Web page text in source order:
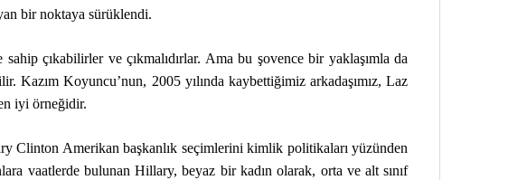
bir noktaya sürüklendi.
çıkabilirler ve çıkmalıdırlar. Ama bu şovence bir yaklaşımla da
Kazım Koyuncu’nun, 2005 yılında kaybettiğimiz arkadaşımız, Laz
iyi örneğidir.
Clinton Amerikan başkanlık seçimlerini kimlik politikaları yüzünden
vaatlerde bulunan Hillary, beyaz bir kadın olarak, orta ve alt sınıf